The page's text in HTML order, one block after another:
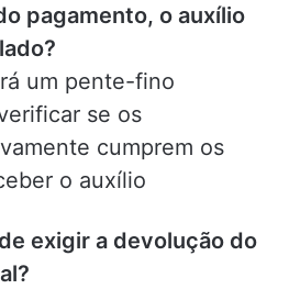
pagamento, o auxílio
um pente-fino
se os
cumprem os
o auxílio
exigir a devolução do